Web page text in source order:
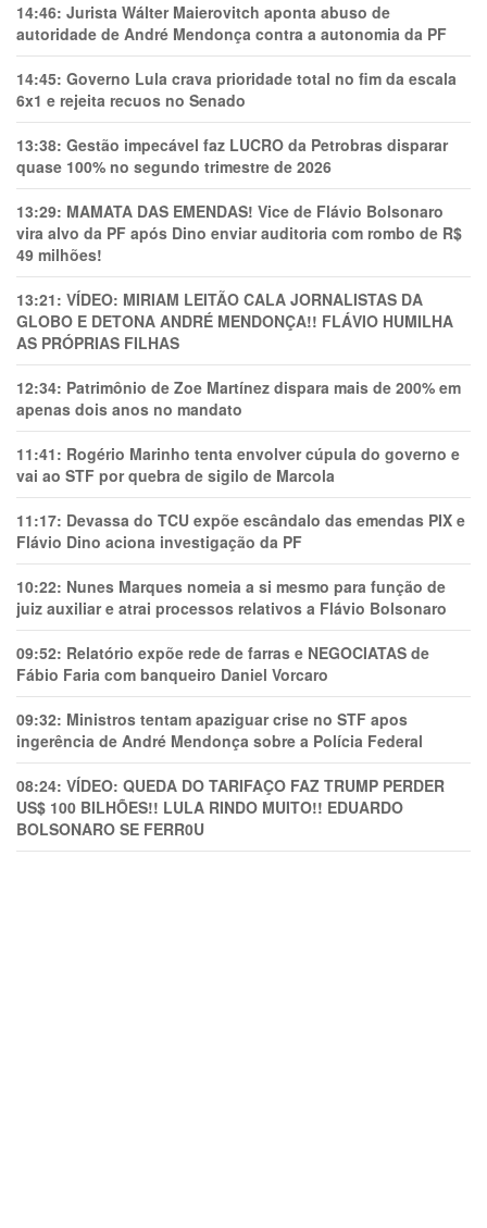
14:46: Jurista Wálter Maierovitch aponta abuso de
autoridade de André Mendonça contra a autonomia da PF
14:45: Governo Lula crava prioridade total no fim da escala
6x1 e rejeita recuos no Senado
13:38: Gestão impecável faz LUCRO da Petrobras disparar
quase 100% no segundo trimestre de 2026
13:29: MAMATA DAS EMENDAS! Vice de Flávio Bolsonaro
vira alvo da PF após Dino enviar auditoria com rombo de R$
49 milhões!
13:21: VÍDEO: MIRIAM LEITÃO CALA JORNALISTAS DA
GLOBO E DETONA ANDRÉ MENDONÇA!! FLÁVIO HUMILHA
AS PRÓPRIAS FILHAS
12:34: Patrimônio de Zoe Martínez dispara mais de 200% em
apenas dois anos no mandato
11:41: Rogério Marinho tenta envolver cúpula do governo e
vai ao STF por quebra de sigilo de Marcola
11:17: Devassa do TCU expõe escândalo das emendas PIX e
Flávio Dino aciona investigação da PF
10:22: Nunes Marques nomeia a si mesmo para função de
juiz auxiliar e atrai processos relativos a Flávio Bolsonaro
09:52: Relatório expõe rede de farras e NEGOCIATAS de
Fábio Faria com banqueiro Daniel Vorcaro
09:32: Ministros tentam apaziguar crise no STF apos
ingerência de André Mendonça sobre a Polícia Federal
08:24: VÍDEO: QUEDA DO TARIFAÇO FAZ TRUMP PERDER
US$ 100 BILHÕES!! LULA RINDO MUITO!! EDUARDO
BOLSONARO SE FERR0U